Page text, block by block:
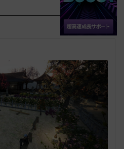
お
入
り
共有する